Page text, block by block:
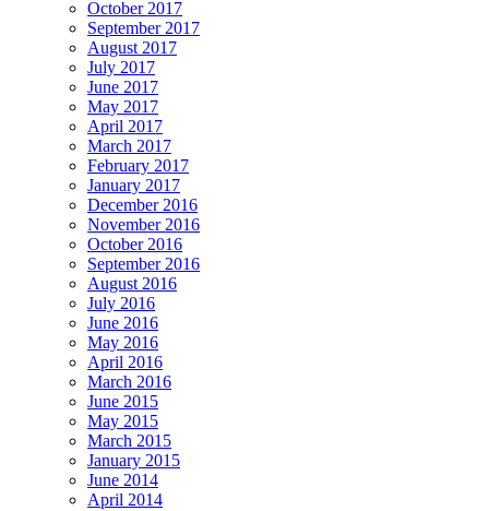
October 2017
September 2017
August 2017
July 2017
June 2017
May 2017
April 2017
March 2017
February 2017
January 2017
December 2016
November 2016
October 2016
September 2016
August 2016
July 2016
June 2016
May 2016
April 2016
March 2016
June 2015
May 2015
March 2015
January 2015
June 2014
April 2014